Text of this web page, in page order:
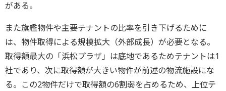
がある。
また旗艦物件や主要テナントの比率を引き下げるために
は、物件取得による規模拡大（外部成長）が必要となる。
取得額最大の「浜松プラザ」は底地であるためテナントは1
社であり、次に取得額が大きい物件が前述の物流施設にな
る。この2物件だけで取得額の6割弱を占めるため、上位テ